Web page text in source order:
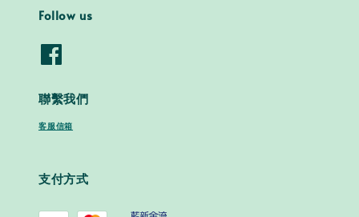
Follow us
聯繫我們
客服信箱
支付方式